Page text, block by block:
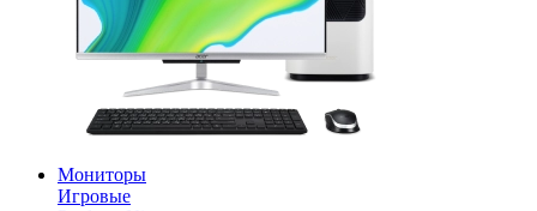
Мониторы
Игровые